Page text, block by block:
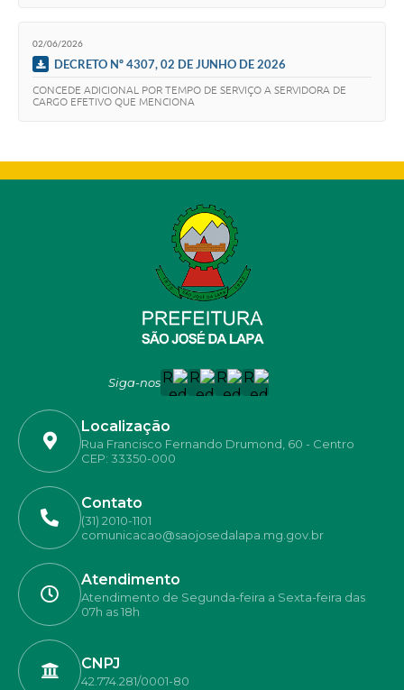
02/06/2026
DECRETO Nº 4307, 02 DE JUNHO DE 2026
CONCEDE ADICIONAL POR TEMPO DE SERVIÇO A SERVIDORA DE
CARGO EFETIVO QUE MENCIONA
Siga-nos
Localização
Rua Francisco Fernando Drumond, 60 - Centro
CEP: 33350-000
Contato
(31) 2010-1101
comunicacao@saojosedalapa.mg.gov.br
Atendimento
Atendimento de Segunda-feira a Sexta-feira das
07h as 18h
CNPJ
42.774.281/0001-80